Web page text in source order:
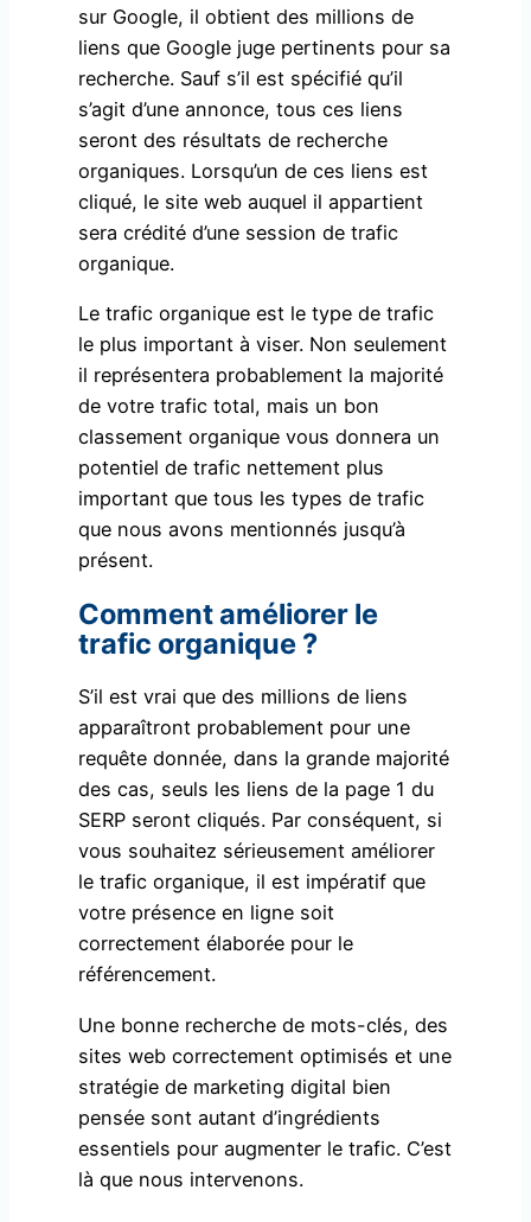
sur Google, il obtient des millions de
liens que Google juge pertinents pour sa
recherche. Sauf s’il est spécifié qu’il
s’agit d’une annonce, tous ces liens
seront des résultats de recherche
organiques. Lorsqu’un de ces liens est
cliqué, le site web auquel il appartient
sera crédité d’une session de trafic
organique.
Le trafic organique est le type de trafic
le plus important à viser. Non seulement
il représentera probablement la majorité
de votre trafic total, mais un bon
classement organique vous donnera un
potentiel de trafic nettement plus
important que tous les types de trafic
que nous avons mentionnés jusqu’à
présent.
Comment améliorer le
trafic organique ?
S’il est vrai que des millions de liens
apparaîtront probablement pour une
requête donnée, dans la grande majorité
des cas, seuls les liens de la page 1 du
SERP seront cliqués. Par conséquent, si
vous souhaitez sérieusement améliorer
le trafic organique, il est impératif que
votre présence en ligne soit
correctement élaborée pour le
référencement.
Une bonne recherche de mots-clés, des
sites web correctement optimisés et une
stratégie de marketing digital bien
pensée sont autant d’ingrédients
essentiels pour augmenter le trafic. C’est
là que nous intervenons.